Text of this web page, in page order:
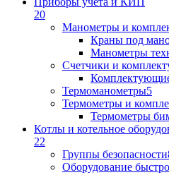
20
Манометры и
Краны под
Манометры
Счетчики и
Термоманометры5
Термометры и
Термометры
Котлы и котельное
22
Группы безопасности
Оборудование